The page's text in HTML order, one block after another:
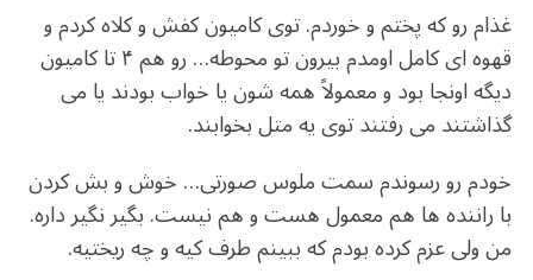
غذام رو که پختم و خوردم. توی کامیون کفش و کلاه کردم و
قهوه ای کامل اومدم بیرون تو محوطه… رو هم ۴ تا کامیون
دیگه اونجا بود و معمولاً همه شون یا خواب بودند یا می
گذاشتند می رفتند توی یه متل بخوابند.
خودم رو رسوندم سمت ملوس صورتی… خوش و بش کردن
با راننده ها هم معمول هست و هم نیست. بگیر نگیر داره.
من ولی عزم کرده بودم که ببینم طرف کیه و چه ریختیه.